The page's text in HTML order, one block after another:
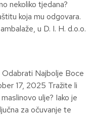
nekoliko tjedana?
koja mu odgovara.
u D. I. H. d.o.o.
Odabrati Najbolje Boce
17, 2025 Tražite li
ulje? Iako je
za očuvanje te